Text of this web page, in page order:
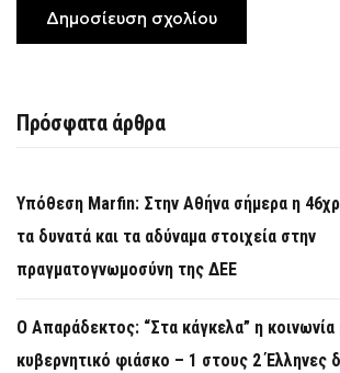
Πρόσφατα άρθρα
Υπόθεση Marfin: Στην Αθήνα σήμερα η
τα δυνατά και τα αδύναμα στοιχεία στην
πραγματογνωμοσύνη της ΔΕΕ
Ο Απαράδεκτος: “Στα κάγκελα” η κοινωνία
κυβερνητικό φιάσκο – 1 στους 2 Έλληνες